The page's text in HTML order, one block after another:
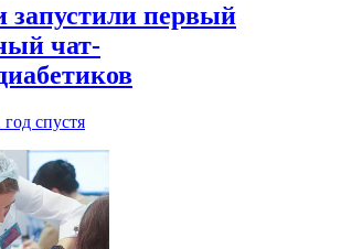
запустили первый
чат-
год спустя